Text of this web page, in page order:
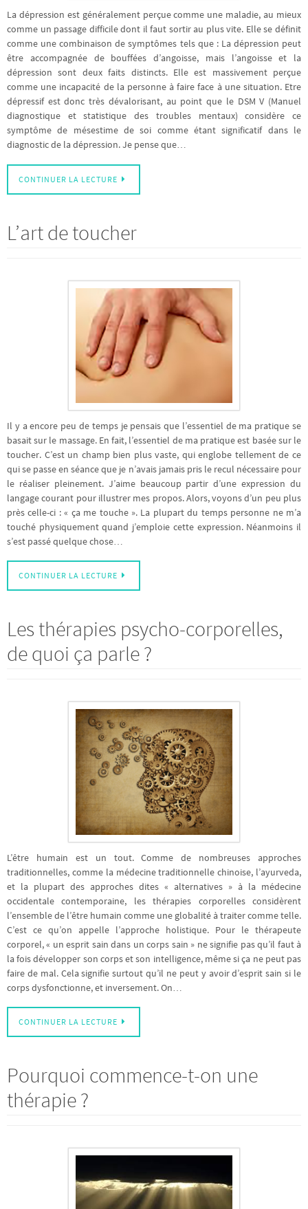
La dépression est généralement perçue comme une maladie, au mieux
comme un passage difficile dont il faut sortir au plus vite. Elle se définit
comme une combinaison de symptômes tels que : La dépression peut
être accompagnée de bouffées d’angoisse, mais l’angoisse et la
dépression sont deux faits distincts. Elle est massivement perçue
comme une incapacité de la personne à faire face à une situation. Etre
dépressif est donc très dévalorisant, au point que le DSM V (Manuel
diagnostique et statistique des troubles mentaux) considère ce
symptôme de mésestime de soi comme étant significatif dans le
diagnostic de la dépression. Je pense que…
CONTINUER LA LECTURE
L’art de toucher
Il y a encore peu de temps je pensais que l’essentiel de ma pratique se
basait sur le massage. En fait, l’essentiel de ma pratique est basée sur le
toucher. C’est un champ bien plus vaste, qui englobe tellement de ce
qui se passe en séance que je n’avais jamais pris le recul nécessaire pour
le réaliser pleinement. J’aime beaucoup partir d’une expression du
langage courant pour illustrer mes propos. Alors, voyons d’un peu plus
près celle-ci : « ça me touche ». La plupart du temps personne ne m’a
touché physiquement quand j’emploie cette expression. Néanmoins il
s’est passé quelque chose…
CONTINUER LA LECTURE
Les thérapies psycho-corporelles,
de quoi ça parle ?
L’être humain est un tout. Comme de nombreuses approches
traditionnelles, comme la médecine traditionnelle chinoise, l’ayurveda,
et la plupart des approches dites « alternatives » à la médecine
occidentale contemporaine, les thérapies corporelles considèrent
l’ensemble de l’être humain comme une globalité à traiter comme telle.
C’est ce qu’on appelle l’approche holistique. Pour le thérapeute
corporel, « un esprit sain dans un corps sain » ne signifie pas qu’il faut à
la fois développer son corps et son intelligence, même si ça ne peut pas
faire de mal. Cela signifie surtout qu’il ne peut y avoir d’esprit sain si le
corps dysfonctionne, et inversement. On…
CONTINUER LA LECTURE
Pourquoi commence-t-on une
thérapie ?